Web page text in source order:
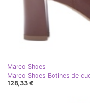
Marco Shoes
Marco Shoes Botines de
128,33 €